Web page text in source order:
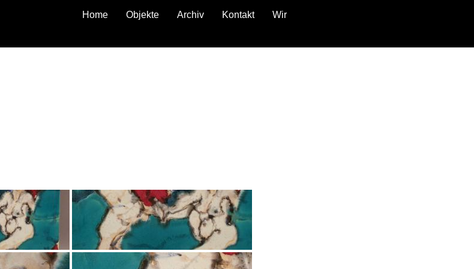
Home Objekte Archiv Kontakt Wir